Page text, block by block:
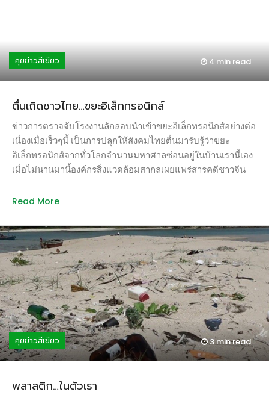
ภัณฑ์ไกลโฟเสตรายใหญ่ของโลกเมื่อมิถุนายน ก็มีข่าวใหญ่ระดับ
ประวัติศาสตร์ เนื่องจากเป็นครั้งแรกที่ผู้พิพากษาอนุญาติให้มี
การนำสืบประเด็นความเชื่อมโยงของราวด์อัพกับมะเร็ง และกรณี
มอนซานโต้ปกปิดข้อมูลอันตรายและความเสี่ยงต่อสุขภาพของ
ไกลโฟเสต คดีของจอห์นสันได้รับความสนใจจากทั่วโลกเมื่อผู้
พิพากษาอนุญาตให้มีผู้รอดชีวิตจากมะเร็งเม็ดเลือดขาวหลายร้อย
เอกสารทางวิทยาศาสตร์เกี่ยวกับไกลโฟเสต ซึ่งเป็นยาฆ่าหญ้าที่
ภายในของมอนซานโต้ว่าบริษัทเพิกเฉยคำเตือนของผู้เชี่ยวชาญ
และเสาะหา “นักวิทยาศาสตร์ผี” มาวิเคราะห์และเขียนรายงาน
ข้อดีของไกลโฟเสต การต่อสู้ครั้งนี้ที่มิใช่ต่อสู้ระหว่างภาค
ประชาชน แต่ยังเป็นการต่อสู้ระหว่างหน่วยงานที่ดูแลเรื่องสิ่ง
แวดล้อมและหน่วยงานด้านสุขภาพของสหรัฐอเมริกาอีกด้วย โดย
เมื่อปี พ.ศ. 2558 คณะทำงานว่าด้วยการวิจัยเรื่องมะเร็ง (IARC)
ขององค์การอนามัยโลกจัดให้ไกลโฟเสตเป็นสารที่ “อาจก่อมะเร็ง
ในมนุษย์” และมีความสัมพันธ์กับการเกิดโรค 22 ชนิด เช่น เบา
หวาน ความดันสูง […]
คุยข่าวสีเขียว 4 minread
ตื่นเถิดชาวไทย…ขยะอิเล็กทรอนิกส์
ข่าวการตรวจจับโรงงานลักลอบนำเข้าขยะอิเล็กทรอนิกส์อย่างต่อ
เนื่องเมื่อเร็วๆนี้ เป็นการปลุกให้สังคมไทยตื่นมารับรู้ว่าขยะ
อิเล็กทรอนิกส์จากทั่วโลกจำนวนมหาศาลซ่อนอยู่ในบ้านเรานี้เอง
เมื่อไม่นานมานี้องค์กรสิ่งแวดล้อมสากลเผยแพร่สารคดีชาวจีน
ทรอกนิกส์ที่สูงท่วมหัว ซึ่งเป็นภาพที่น่าอนาจใจ ทว่าเมื่อปีที่แล้ว
อนุญาตนำเข้าขยะอิเลกทรอนิกส์และขยะอันตรายจากทั่วโลก ดัง
นั้นขยะอิเลกทรอนิกส์ที่รอเคลื่อนย้ายจึงเปลี่ยนทิศทางมายัง
ประเทศไทย และคนที่นั่งอยู่ท่ามกลางกองขยะดังกล่าวกลายเป็น
คนไทยและแรงงานต่างชาติ การคัดแยกของมีค่าจากขยะอิเลก
ทรอนิกส์เป็นธุรกิจที่หอมหวาน สหพันธ์การสื่อสารโทรคมนาคม
สากล (ITU) คาดการณ์ว่า ในปีพ.ศ. 2559 การคัดแยกวัสดุมีค่าใน
ขยะอิเลกทรอนิกส์ทั่วโลกมีมูลค่า 55,000 ล้านยูโร หรือประมาณ
2.1 ล้านล้านบาท ทองคำแม้จะมีปริมาณน้อยสุดคือ 500
เมตริกตันแต่มีมูลค่าสูงสุดประมาณ 6.93 แสนล้านบาท พลาสติก
ปริมาณมากสุดคือ 12.2 ล้านตัน มูลค่าประมาณ 5.77 แสนล้าน
รีไซเคิลขยะอิเล็กทรอนิกส์ในประเทศไทยมีมูลค่า 4,770 ล้านบาท
Read More
คุยข่าวสีเขียว 3 minread
พลาสติก…ในตัวเรา